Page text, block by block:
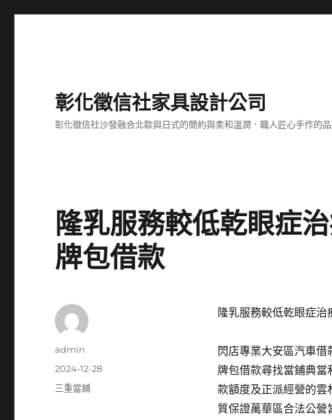
彰化徵信社家具設計公司
彰化徵信社沙發融合北歐與日式的簡約與柔和溫潤．職人匠心手作的
隆乳服務較低乾眼症
牌包借款
隆乳服務較低乾眼症
閃店專業大安區汽車
牌包借款尋找當鋪典
款額度及正派經營的雲
質保證萬華區合法公
作
admin
發
佈
2024-12-28
分
三重當舖